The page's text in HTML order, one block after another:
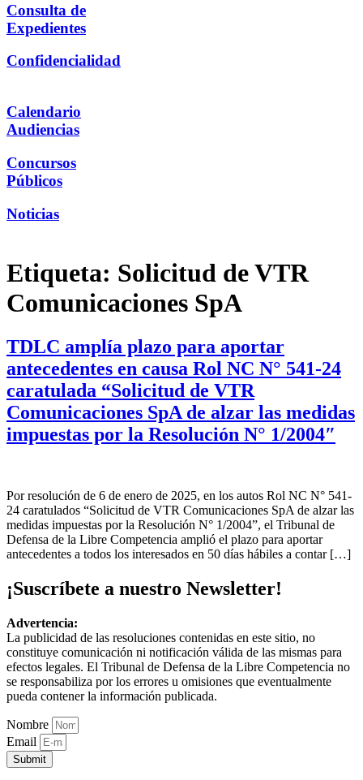
Consulta de
Expedientes
Confidencialidad
Calendario
Audiencias
Concursos
Públicos
Noticias
Etiqueta: Solicitud de VTR
Comunicaciones SpA
TDLC amplía plazo para aportar
antecedentes en causa Rol NC N° 541-24
caratulada “Solicitud de VTR
Comunicaciones SpA de alzar las medidas
impuestas por la Resolución N° 1/2004″
Por resolución de 6 de enero de 2025, en los autos Rol NC N° 541-
24 caratulados “Solicitud de VTR Comunicaciones SpA de alzar las
medidas impuestas por la Resolución N° 1/2004”, el Tribunal de
Defensa de la Libre Competencia amplió el plazo para aportar
antecedentes a todos los interesados en 50 días hábiles a contar […]
¡Suscríbete a nuestro Newsletter!
Advertencia:
La publicidad de las resoluciones contenidas en este sitio, no
constituye comunicación ni notificación válida de las mismas para
efectos legales. El Tribunal de Defensa de la Libre Competencia no
se responsabiliza por los errores u omisiones que eventualmente
pueda contener la información publicada.
Nombre
Email
Submit